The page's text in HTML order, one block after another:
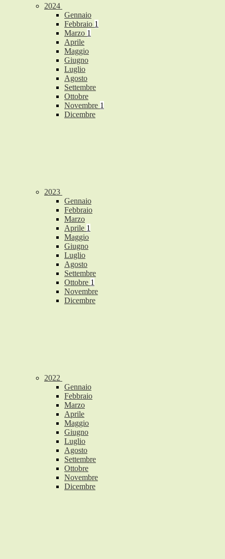
2024
Gennaio
Febbraio 1
Marzo 1
Aprile
Maggio
Giugno
Luglio
Agosto
Settembre
Ottobre
Novembre 1
Dicembre
2023
Gennaio
Febbraio
Marzo
Aprile 1
Maggio
Giugno
Luglio
Agosto
Settembre
Ottobre 1
Novembre
Dicembre
2022
Gennaio
Febbraio
Marzo
Aprile
Maggio
Giugno
Luglio
Agosto
Settembre
Ottobre
Novembre
Dicembre